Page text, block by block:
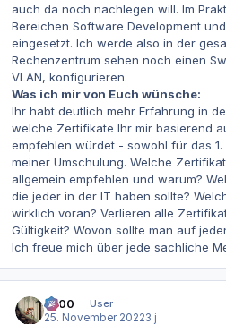
auch da noch nachlegen will. Im
Bereichen Software Development
eingesetzt. Ich werde also in der
Rechenzentrum sehen noch einen
VLAN, konfigurieren.
Was ich mir von Euch wünsche:
Ihr habt deutlich mehr Erfahrung in
welche Zertifikate Ihr mir basierend
empfehlen würdet - sowohl für das
meiner Umschulung. Welche
allgemein empfehlen und warum?
die jeder in der IT haben sollte?
wirklich voran? Verlieren alle
Gültigkeit? Wovon sollte man auf
Ich freue mich über jede sachliche
0x00
User
25. November 20223 j